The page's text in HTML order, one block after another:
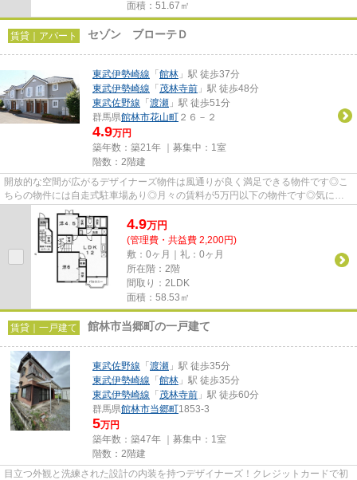
面積：51.67㎡
賃貸｜アパート セゾン ブローテＤ
東武伊勢崎線 「 館林 」駅 徒歩37分
東武伊勢崎線 「 茂林寺前 」駅 徒歩48分
東武佐野線 「 渡瀬 」駅 徒歩51分
群馬県館林市花山町 ２６－２
4.9万円
築年数：築21年 ｜募集中： 1室
階数：2階建
開放的な空間が広がるデザイナーズ物件は風通りが良く満足できる物件です◎こ
ちらの物件には自走式駐車場あり◎月々の賃料が5万円以下の物件です◎気にな
るイチオシ物件情報：「セゾン ...
4.9万円
(管理費・共益費 2,200円)
敷：0ヶ月｜礼：0ヶ月
所在階：2階
間取り：2LDK
面積：58.53㎡
賃貸｜一戸建て 館林市当郷町の一戸建て
東武佐野線 「 渡瀬 」駅 徒歩35分
東武伊勢崎線 「 館林 」駅 徒歩35分
東武伊勢崎線 「 茂林寺前 」駅 徒歩60分
群馬県館林市当郷町1853-3
5万円
築年数：築47年 ｜募集中： 1室
階数：2階建
目立つ外観と洗練された設計の内装を持つデザイナーズ！クレジットカードで初